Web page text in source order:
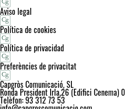
Aviso legal
Política de cookies
Política de privacidad
Preferències de privacitat
Capgròs Comunicació, SL
Ronda President Irla,26 (Edifici Cenema)
Telèfon: 93 312 73 53